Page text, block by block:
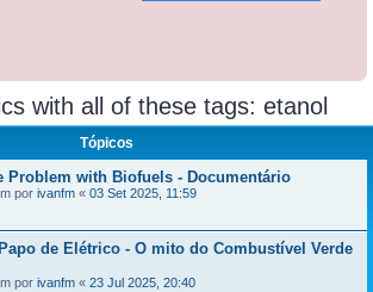
with all of these tags: etanol
Tópicos
Problem with Biofuels - Documentário
por ivanfm « 03 Set 2025, 11:59
Papo de Elétrico - O mito do Combustível Verde
por ivanfm « 23 Jul 2025, 20:40